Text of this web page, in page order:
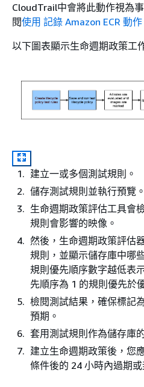
CloudTrail中會將此動作視為
閱使用 記錄 Amazon ECR 動
以下圖表顯示生命週期政策工
建立一或多個測試規則。
儲存測試規則並執行預覽。
生命週期政策評估工具會
規則會影響的映像。
然後，生命週期政策評估
規則，並顯示儲存庫中哪
規則優先順序數字越低表
先順序為 1 的規則優先於
檢閱測試結果，確保標記
預期。
套用測試規則作為儲存庫
建立生命週期政策後，您
條件後的 24 小時內過期或